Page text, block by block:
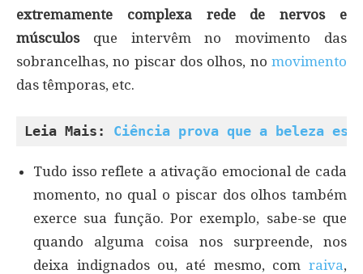
extremamente complexa rede de nervos e
músculosque intervêm no movimento das
sobrancelhas, no piscar dos olhos, no movimento
das têmporas, etc.
Leia Mais: Ciência prova que a beleza
Tudo isso reflete a ativação emocional de cada
momento, no qual o piscar dos olhos também
exerce sua função. Por exemplo, sabe-se que
quando alguma coisa nos surpreende, nos
deixa indignados ou, até mesmo, com raiva,